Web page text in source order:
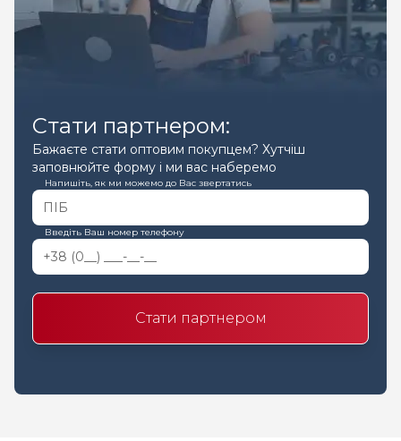
Стати партнером:
Бажаєте стати оптовим покупцем? Хутчіш
заповнюйте форму і ми вас наберемо
Напишіть, як ми можемо до Вас звертатись
Введіть Ваш номер телефону
Стати партнером